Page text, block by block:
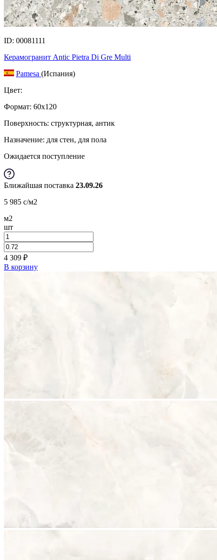
ID: 00081111
Керамогранит Antic Pietra Di Gre Multi
Pamesa (Испания)
Цвет:
Формат: 60x120
Поверхность: структурная, антик
Назначение: для стен, для пола
Ожидается поступление
Ближайшая поставка 23.09.26
5 985 c/м2
м2
шт
4 309 ₽
В корзину